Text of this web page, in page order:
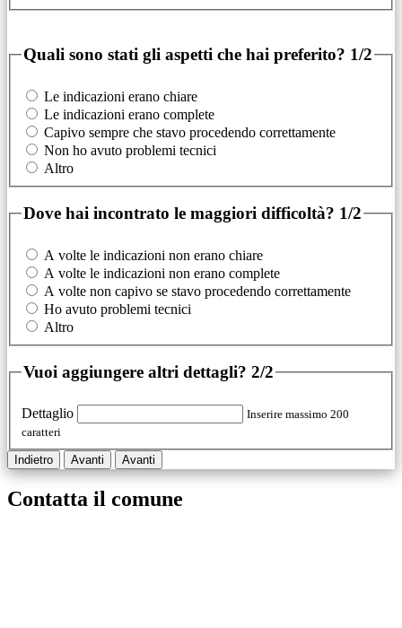
Quali sono stati gli aspetti che hai preferito? 1/2
Le indicazioni erano chiare
Le indicazioni erano complete
Capivo sempre che stavo procedendo correttamente
Non ho avuto problemi tecnici
Altro
Dove hai incontrato le maggiori difficoltà? 1/2
A volte le indicazioni non erano chiare
A volte le indicazioni non erano complete
A volte non capivo se stavo procedendo correttamente
Ho avuto problemi tecnici
Altro
Vuoi aggiungere altri dettagli? 2/2
Dettaglio
Inserire massimo 200
caratteri
Indietro Avanti Avanti
Contatta il comune